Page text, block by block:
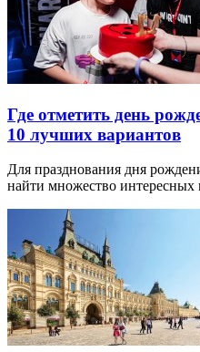
Где отметить день
10 лучших вариантов
Для празднования дня
найти множество